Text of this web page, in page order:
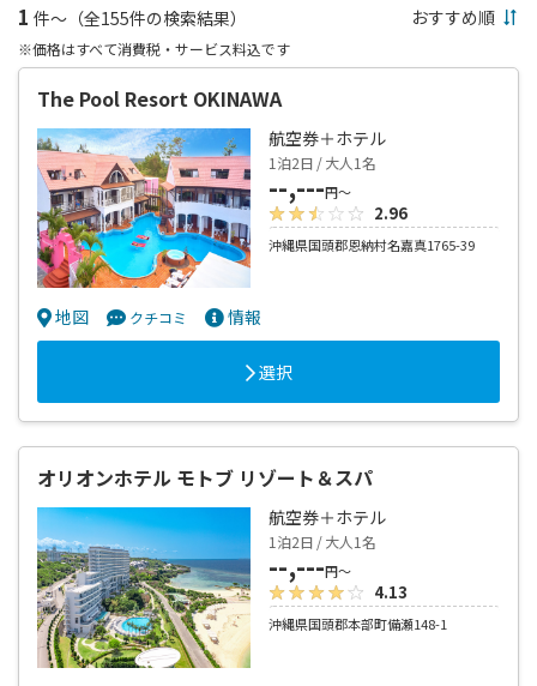
1 件～（全155件の検索結果）
※価格はすべて消費税・サービス料込です
The Pool Resort OKINAWA
航空券＋ホテル
1泊2日 / 大人1名
--,---円～
2.96
沖縄県国頭郡恩納村名嘉真1765-39
地図 クチコミ 情報
選択
オリオンホテル モトブ リゾート＆スパ
航空券＋ホテル
1泊2日 / 大人1名
--,---円～
4.13
沖縄県国頭郡本部町備瀬148-1